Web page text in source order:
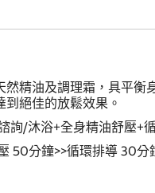
然精油及調理霜，具平
絕佳的放鬆效果。
詢/沐浴+全身精油舒壓
50分鐘>>循環排導 30分